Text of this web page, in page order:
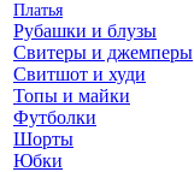
Платья
Рубашки и блузы
Свитеры и джемперы
Свитшот и худи
Топы и майки
Футболки
Шорты
Юбки